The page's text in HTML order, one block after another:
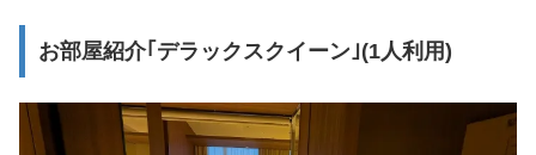
お部屋紹介｢デラックスクイーン｣(1人利用)